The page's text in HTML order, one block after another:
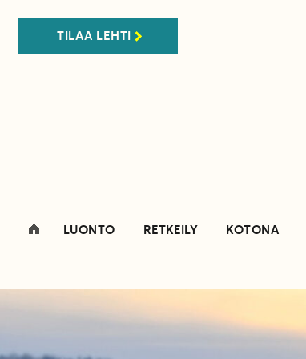
TILAA LEHTI
LUONTO RETKEILY KOTONA